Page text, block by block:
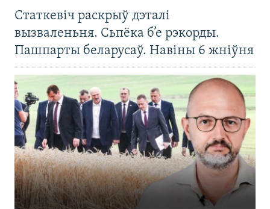
Статкевіч раскрыў дэталі
вызваленьня. Сьпёка б’е рэкорды.
Пашпарты беларусаў. Навіны 6 жніўня